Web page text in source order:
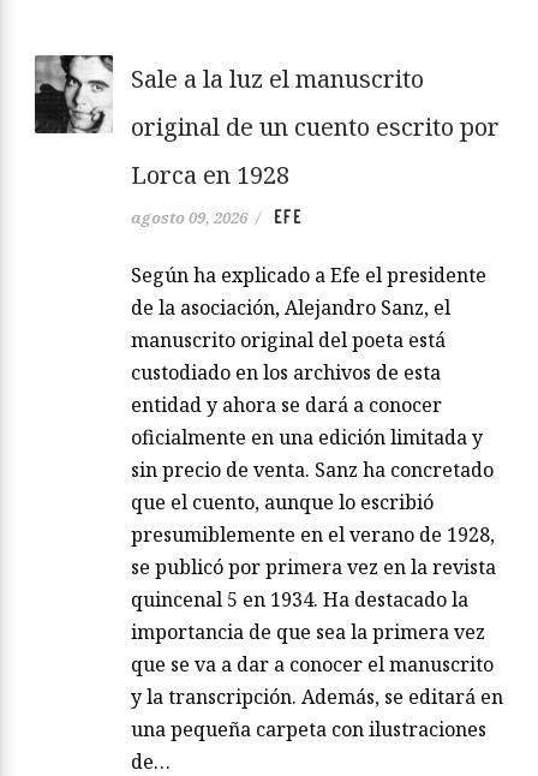
Sale a la luz el manuscrito
original de un cuento escrito por
Lorca en 1928
agosto 09, 2026 / EFE
Según ha explicado a Efe el presidente
de la asociación, Alejandro Sanz, el
manuscrito original del poeta está
custodiado en los archivos de esta
entidad y ahora se dará a conocer
oficialmente en una edición limitada y
sin precio de venta. Sanz ha concretado
que el cuento, aunque lo escribió
presumiblemente en el verano de 1928,
se publicó por primera vez en la revista
quincenal 5 en 1934. Ha destacado la
importancia de que sea la primera vez
que se va a dar a conocer el manuscrito
y la transcripción. Además, se editará en
una pequeña carpeta con ilustraciones
de…